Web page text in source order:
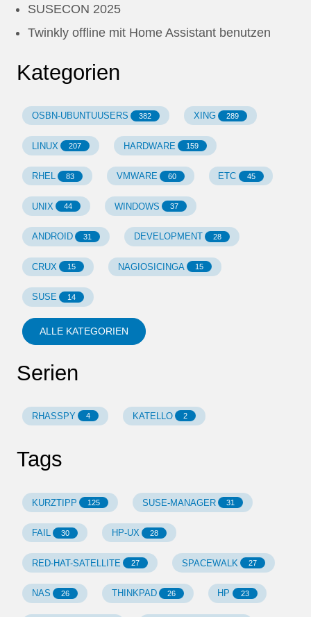
SUSECON 2025
Twinkly offline mit Home Assistant benutzen
Kategorien
OSBN-UBUNTUUSERS 382 XING 289
LINUX 207 HARDWARE 159
RHEL 83 VMWARE 60 ETC 45
UNIX 44 WINDOWS 37
ANDROID 31 DEVELOPMENT 28
CRUX 15 NAGIOSICINGA 15
SUSE 14
ALLE KATEGORIEN
Serien
RHASSPY 4 KATELLO 2
Tags
KURZTIPP 125 SUSE-MANAGER 31
FAIL 30 HP-UX 28
RED-HAT-SATELLITE 27 SPACEWALK 27
NAS 26 THINKPAD 26 HP 23